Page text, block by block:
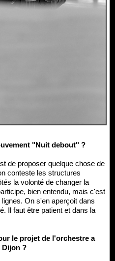
"Nuit debout" ?
de proposer quelque chose de
conteste les structures
la volonté de changer la
bien entendu, mais c'est
On s'en aperçoit dans
Il faut être patient et dans la
le projet de l'orchestre a
Dijon ?